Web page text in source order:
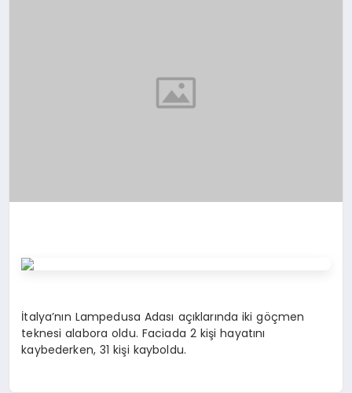
İtalya’nın Lampedusa Adası açıklarında iki göçmen
teknesi alabora oldu. Faciada 2 kişi hayatını
kaybederken, 31 kişi kayboldu.